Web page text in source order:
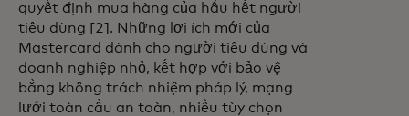
quyết định mua hàng của hầu hết người
tiêu dùng [2]. Những lợi ích mới của
Mastercard dành cho người tiêu dùng và
doanh nghiệp nhỏ, kết hợp với bảo vệ
bằng không trách nhiệm pháp lý, mạng
lưới toàn cầu an toàn, nhiều tùy chọn